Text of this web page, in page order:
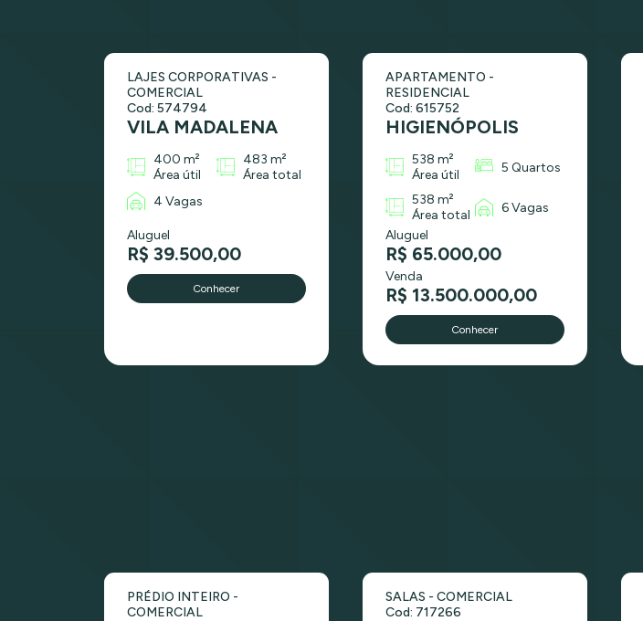
LAJES CORPORATIVAS -
COMERCIAL
Cod: 574794
VILA MADALENA
400 m²
Área útil
483 m²
Área total
4 Vagas
Aluguel
R$ 39.500,00
Conhecer
APARTAMENTO -
RESIDENCIAL
Cod: 615752
HIGIENÓPOLIS
538 m²
Área útil
5 Quartos
538 m²
Área total
6 Vagas
Aluguel
R$ 65.000,00
Venda
R$ 13.500.000,00
Conhecer
PRÉDIO INTEIRO -
COMERCIAL
SALAS - COMERCIAL
Cod: 717266